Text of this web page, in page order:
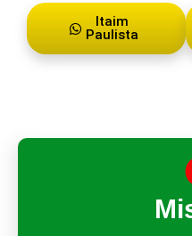
Itaim
Paulista